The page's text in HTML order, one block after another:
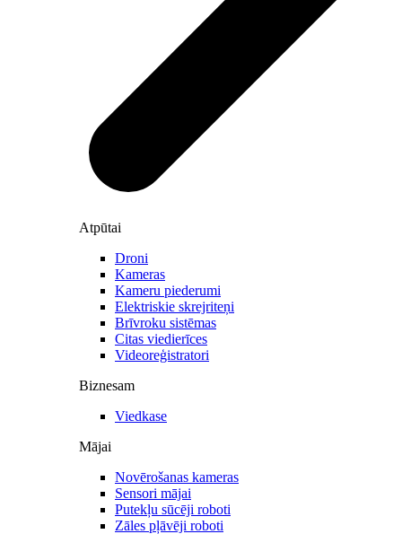
Atpūtai
Droni
Kameras
Kameru piederumi
Elektriskie skrejriteņi
Brīvroku sistēmas
Citas viedierīces
Videoreģistratori
Biznesam
Viedkase
Mājai
Novērošanas kameras
Sensori mājai
Putekļu sūcēji roboti
Zāles pļāvēji roboti